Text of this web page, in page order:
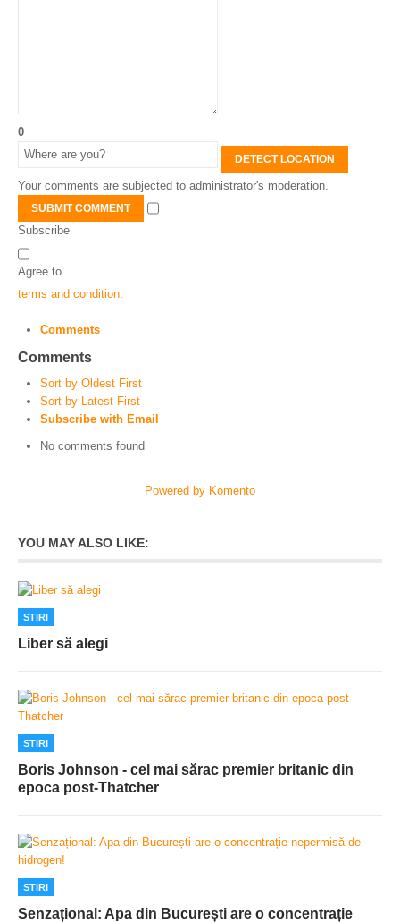
0
DETECT LOCATION
Your comments are subjected to administrator's moderation.
SUBMIT COMMENT
Subscribe
Agree to
terms and condition
Comments
Comments
Sort by Oldest First
Sort by Latest First
Subscribe with Email
No comments found
Powered by Komento
YOU MAY ALSO LIKE:
STIRI
Liber să alegi
STIRI
Boris Johnson - cel mai sărac premier britanic din
epoca post-Thatcher
STIRI
Senzațional: Apa din București are o concentrație